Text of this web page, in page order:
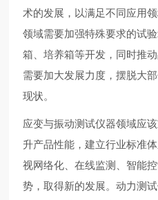
术的发展，以满足不同应用
领域需要加强特殊要求的试
箱、培养箱等开发，同时推
需要加大发展力度，摆脱大
现状。
应变与振动测试仪器领域应
升产品性能，建立行业标准
视网络化、在线监测、智能
势，取得新的发展。动力测